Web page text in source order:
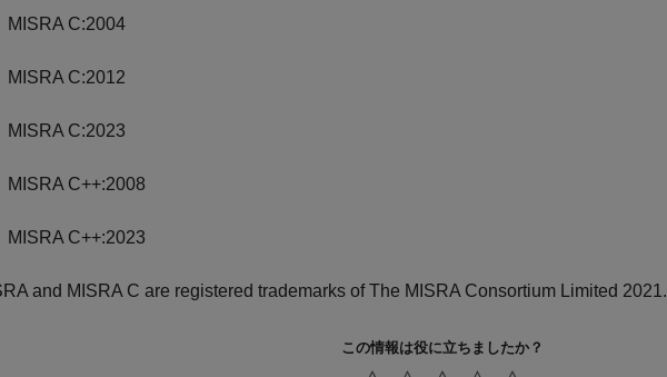
MISRA C:2004
MISRA C:2012
MISRA C:2023
MISRA C++:2008
MISRA C++:2023
and MISRA C are registered trademarks of The MISRA Consortium Limited 2021.
この情報は役に立ちましたか？